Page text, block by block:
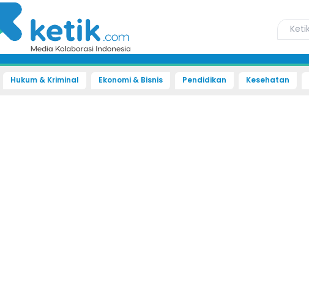
Hukum & Kriminal Ekonomi & Bisnis Pendidikan Kesehatan